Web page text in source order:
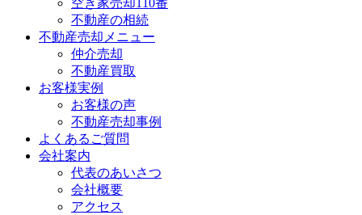
不動産の相続
不動産売却メニュー
仲介売却
不動産買取
お客様実例
お客様の声
不動産売却事例
よくあるご質問
会社案内
代表のあいさつ
会社概要
アクセス